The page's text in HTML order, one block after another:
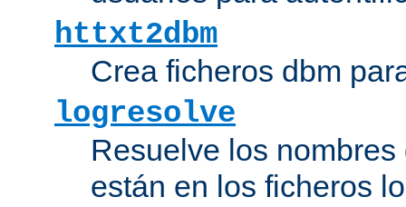
httxt2dbm
Crea ficheros dbm
logresolve
Resuelve los
están en los ficheros